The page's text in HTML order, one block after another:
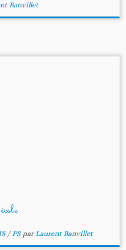
Banvillet
/PS parLaurent Banvillet